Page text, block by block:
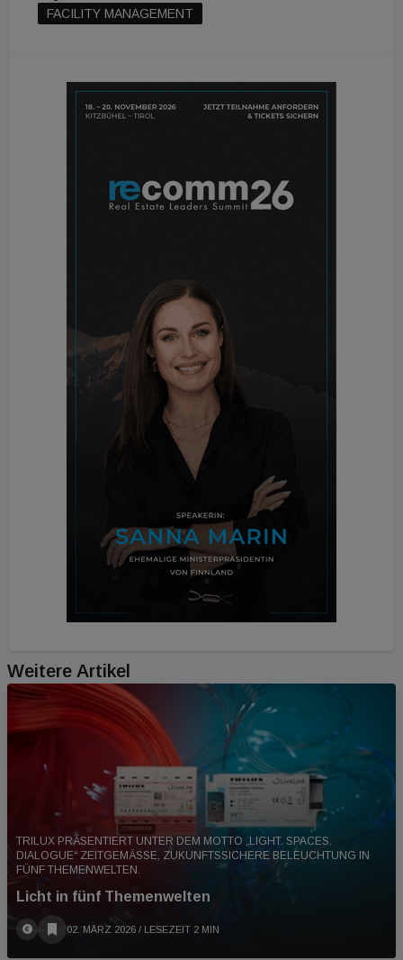
FACILITY MANAGEMENT
Weitere Artikel
TRILUX PRÄSENTIERT UNTER DEM MOTTO „LIGHT. SPACES.
DIALOGUE“ ZEITGEMÄSSE, ZUKUNFTSSICHERE BELEUCHTUNG IN F
ÜNF THEMENWELTEN.
Licht in fünf Themenwelten
02. MÄRZ 2026 / LESEZEIT 2 MIN